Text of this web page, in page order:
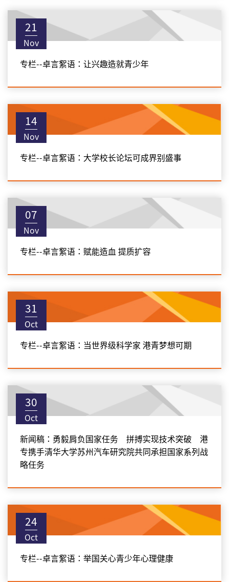
21
Nov
专栏--卓言絮语：让兴趣造就青少年
14
Nov
专栏--卓言絮语：大学校长论坛可成界别盛事
07
Nov
专栏--卓言絮语：赋能造血 提质扩容
31
Oct
专栏--卓言絮语：当世界级科学家 港青梦想可期
30
Oct
新闻稿：勇毅肩负国家任务 拼搏实现技术突破 港
专携手清华大学苏州汽车研究院共同承担国家系列战
略任务
24
Oct
专栏--卓言絮语：举国关心青少年心理健康